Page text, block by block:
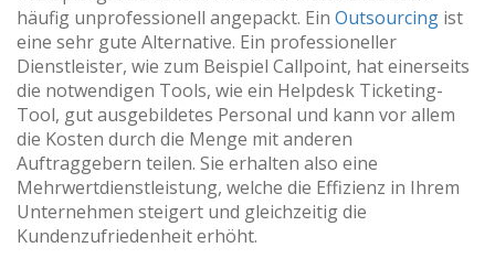
häufig unprofessionell angepackt. Ein Outsourcing ist
eine sehr gute Alternative. Ein professioneller
Dienstleister, wie zum Beispiel Callpoint, hat einerseits
die notwendigen Tools, wie ein Helpdesk Ticketing-
Tool, gut ausgebildetes Personal und kann vor allem
die Kosten durch die Menge mit anderen
Auftraggebern teilen. Sie erhalten also eine
Mehrwertdienstleistung, welche die Effizienz in Ihrem
Unternehmen steigert und gleichzeitig die
Kundenzufriedenheit erhöht.